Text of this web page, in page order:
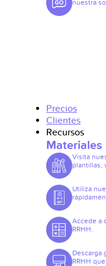
nuestra
Precios
Clientes
Recursos
Materiales
Visita
plantillas,
Utiliza
Accede a
RRHH.
Descarga
RRHH